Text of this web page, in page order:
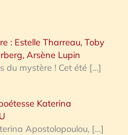
: Estelle Tharreau, Toby
Arsène Lupin
du mystère ! Cet été […]
Katerina
Apostolopoulou, […]